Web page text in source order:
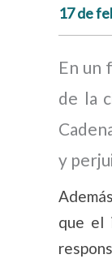
17 de
En un
de la
y
que el